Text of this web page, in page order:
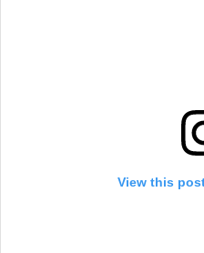
View this